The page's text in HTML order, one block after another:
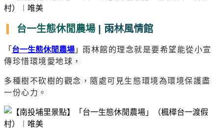
台一生態休閒農場 | 雨林風情館
「 台一生態休閒農場 」 雨林館的理念就是要希望能從小宣
傳珍惜環境愛地球，
多種樹不砍樹的觀念，隨處可見生態環境為環境保護盡
一份心力。